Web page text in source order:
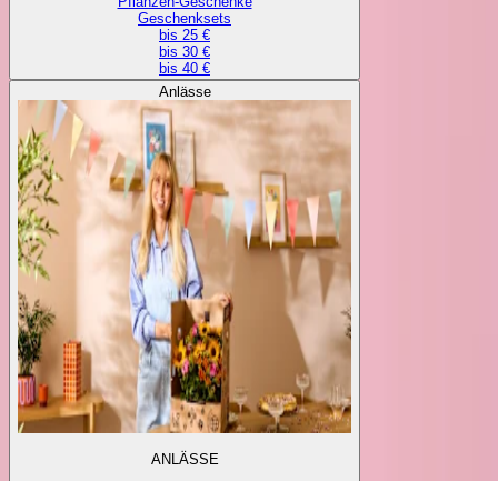
Geschenksets
bis 25 €
bis 30 €
bis 40 €
Anlässe
ANLÄSSE